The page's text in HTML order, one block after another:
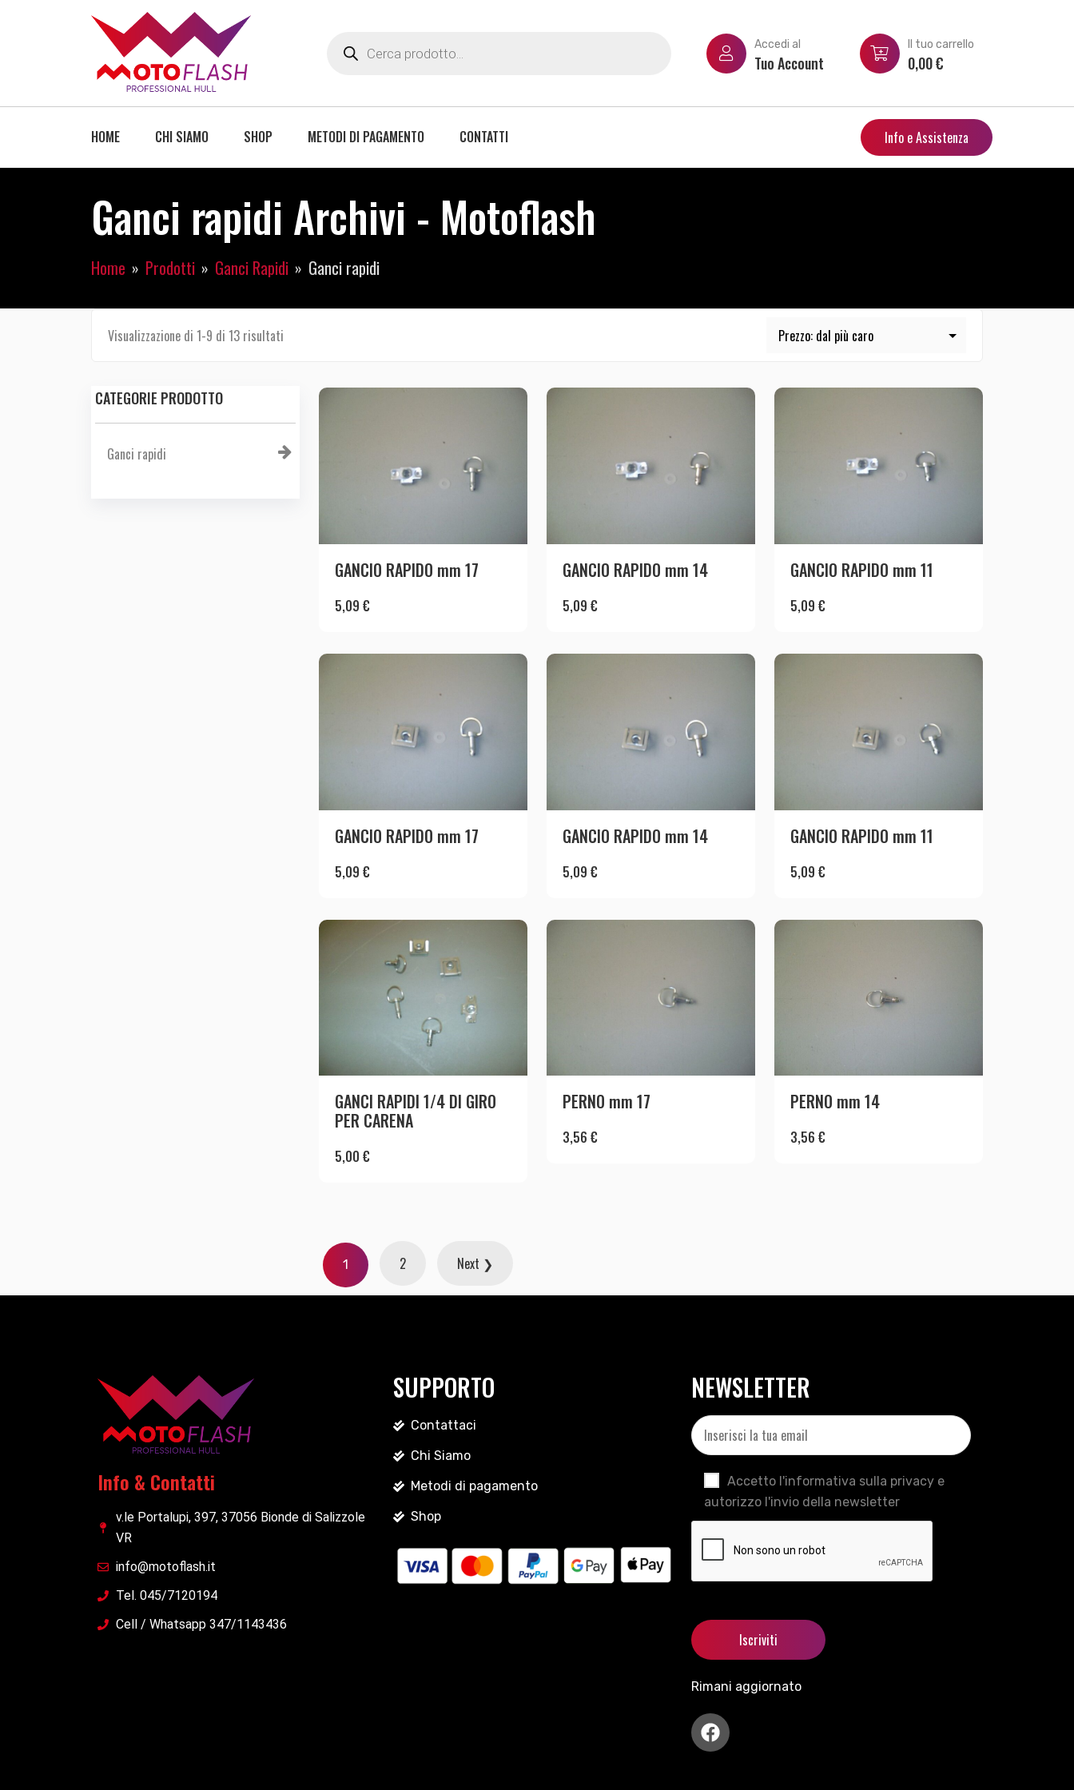
Accedi al
Tuo Account
Il tuo carrello
0,00€
HOME CHI SIAMO SHOP METODI DI PAGAMENTO CONTATTI Info e Assistenza
Ganci rapidi Archivi - Motoflash
Home Prodotti Ganci Rapidi Ganci rapidi
Visualizzazione di 1-9 di 13 risultati
CATEGORIE PRODOTTO
Ganci rapidi
GANCIO RAPIDO mm 17
5,09 €
GANCIO RAPIDO mm 14
5,09 €
GANCIO RAPIDO mm 11
5,09 €
GANCIO RAPIDO mm 17
5,09 €
GANCIO RAPIDO mm 14
5,09 €
GANCIO RAPIDO mm 11
5,09 €
GANCI RAPIDI 1/4 DI GIRO
PER CARENA
5,00 €
PERNO mm 17
3,56 €
PERNO mm 14
3,56 €
1 2 Next ❯
Info & Contatti
v.le Portalupi, 397, 37056 Bionde di Salizzole
VR
info@motoflash.it
Tel. 045/7120194
Cell / Whatsapp 347/1143436
SUPPORTO
Contattaci
Chi Siamo
Metodi di pagamento
Shop
NEWSLETTER
Accetto l'informativa sulla privacy e
autorizzo l'invio della newsletter
Rimani aggiornato